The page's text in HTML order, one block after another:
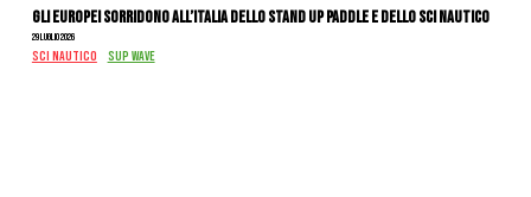
Gli Europei sorridono all’Italia dello stand up paddle e dello sci nautico
29 Luglio 2026
SCI NAUTICO SUP WAVE